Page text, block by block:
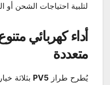
لتلبية احتياجات الشحن أو
أداء كهربائي
متعددة
يُطرح طراز PV5 بثلاثة